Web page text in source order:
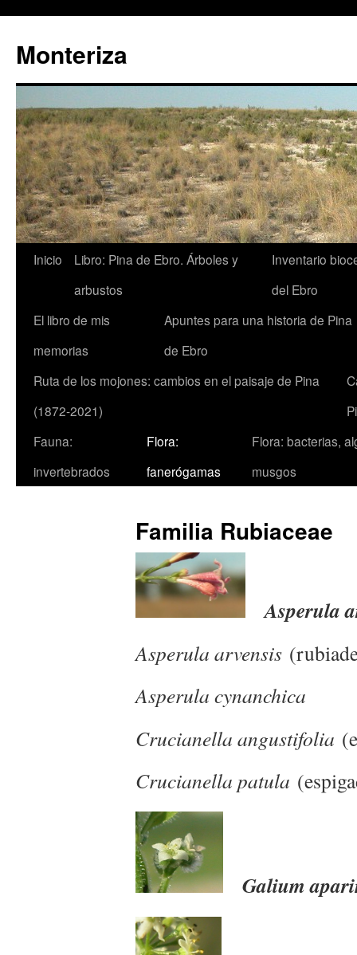
Monteriza
Saltar
contenido
Inicio
Libro: Pina de Ebro. Árboles y
arbustos
Inventario
del Ebro
El libro de mis
memorias
Apuntes para una historia de Pina
de Ebro
Ruta de los mojones: cambios en el paisaje de Pina
(1872-2021)
Fauna:
invertebrados
Flora:
fanerógamas
Flora: bacterias,
musgos
Familia Rubiaceae
Asperula
Asperula arvensis
Asperula cynanchica
Crucianella angustifolia
Crucianella patula
Galium